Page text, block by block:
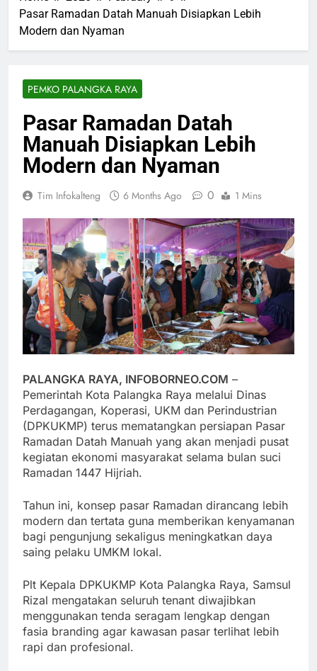
Pasar Ramadan Datah Manuah Disiapkan Lebih
Modern dan Nyaman
PEMKO PALANGKA RAYA
Pasar Ramadan Datah
Manuah Disiapkan Lebih
Modern dan Nyaman
Tim Infokalteng 6 Months Ago 0 1 Mins
PALANGKA RAYA, INFOBORNEO.COM –
Pemerintah Kota Palangka Raya melalui Dinas
Perdagangan, Koperasi, UKM dan Perindustrian
(DPKUKMP) terus mematangkan persiapan Pasar
Ramadan Datah Manuah yang akan menjadi pusat
kegiatan ekonomi masyarakat selama bulan suci
Ramadan 1447 Hijriah.
Tahun ini, konsep pasar Ramadan dirancang lebih
modern dan tertata guna memberikan kenyamanan
bagi pengunjung sekaligus meningkatkan daya
saing pelaku UMKM lokal.
Plt Kepala DPKUKMP Kota Palangka Raya, Samsul
Rizal mengatakan seluruh tenant diwajibkan
menggunakan tenda seragam lengkap dengan
fasia branding agar kawasan pasar terlihat lebih
rapi dan profesional.